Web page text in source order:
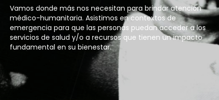
Vamos donde más nos necesitan para brindar atención
médico-humanitaria. Asistimos en contextos de
emergencia para que las personas puedan acceder a los
servicios de salud y/o a recursos que tienen un impacto
fundamental en su bienestar.